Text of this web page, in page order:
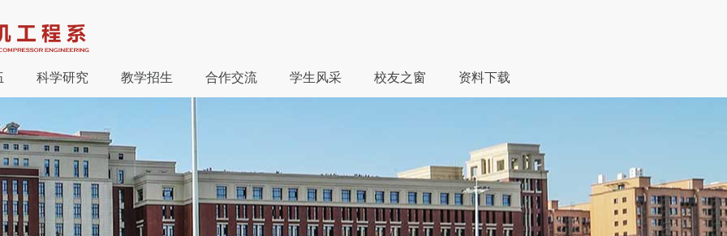
科学研究 教学招生 合作交流 学生风采 校友之窗 资料下载